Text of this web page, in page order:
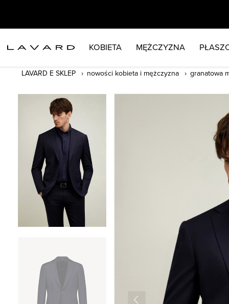
KOBIETA MĘŻCZYZNA
LAVARD E SKLEP nowości kobieta i mężczyzna granatowa